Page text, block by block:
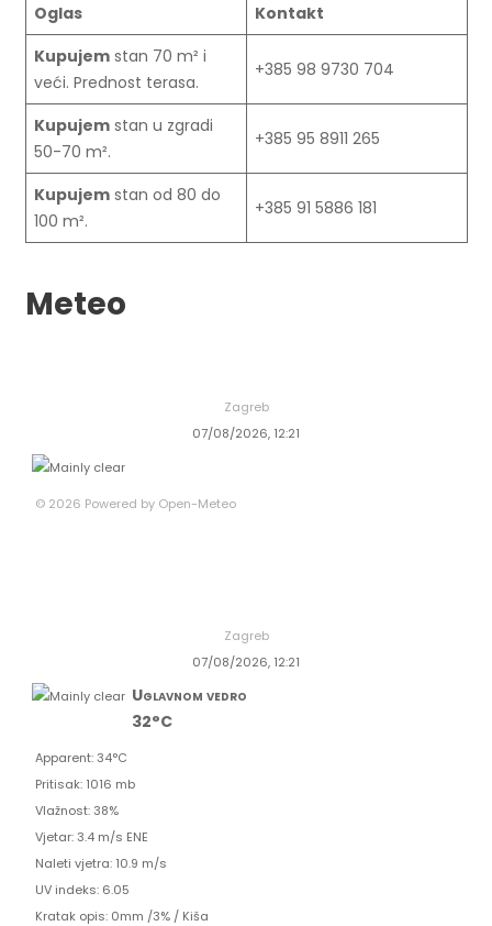
Oglas
Kontakt
Kupujemstan 70 m² i
veći. Prednost terasa.
+385 98 9730 704
Kupujemstan u zgradi
50-70 m².
+385 95 8911 265
Kupujemstan od 80 do
100 m².
+385 91 5886 181
Meteo
Zagreb
07/08/2026, 12:21
© 2026 Powered by Open-Meteo
Zagreb
07/08/2026, 12:21
Uglavnom vedro
32°C
Apparent: 34°C
Pritisak: 1016 mb
Vlažnost: 38%
Vjetar: 3.4 m/s ENE
Naleti vjetra: 10.9 m/s
UV indeks: 6.05
Kratak opis: 0mm /3%/ Kiša